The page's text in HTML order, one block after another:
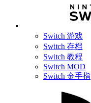
Switch 游戏
Switch 存档
Switch 教程
Switch MOD
Switch 金手指